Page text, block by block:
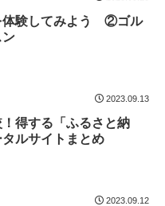
体験してみよう ②ゴル
ン
2023.09.13
得する「ふるさと納
ルサイトまとめ
2023.09.12